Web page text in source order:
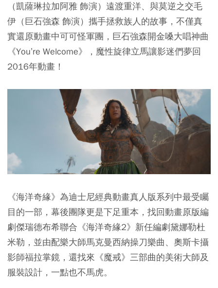
（凱薩琳拉加阿雅 飾演）遠渡重洋、與莫逆之交毛
伊（巨石強森 飾演）攜手拯救族人的故事，不僅真
實還原動畫中可可怪軍團，巨石強森開金嗓大唱神曲
《You’re Welcome》，魔性旋律立馬讓影迷們夢回
2016年動畫！
《海洋奇緣》為迪士尼經典動畫真人版系列中最受矚
目的一部，幕後團隊更是下足重本，找回動畫原版編
劇傑瑞德布希聯合《海洋奇緣2》新任編劇黛娜勒杜
米勒，並由配樂大師馬克曼西納操刀樂曲、 奧斯卡攝
影師福拉掌鏡，還找來《魔戒》三部曲的美術大師及
服裝設計，一點也不馬虎。